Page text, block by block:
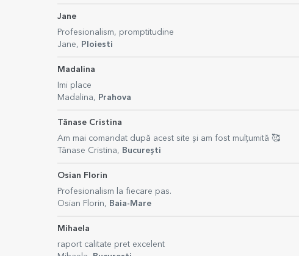
Jane
Profesionalism, promptitudine
Jane, Ploiesti
Madalina
Imi place
Madalina, Prahova
Tănase Cristina
Am mai comandat după acest site și am fost mulțumită 🥰
Tănase Cristina, București
Osian Florin
Profesionalism la fiecare pas.
Osian Florin, Baia-Mare
Mihaela
raport calitate pret excelent